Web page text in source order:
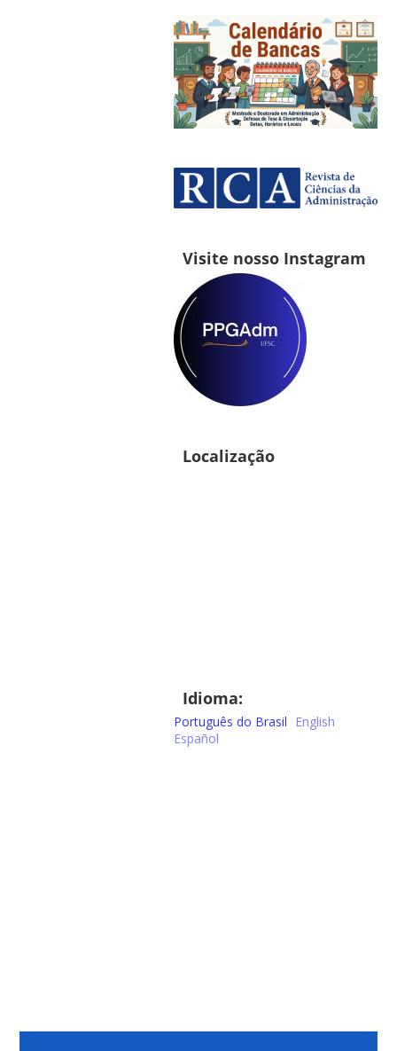
Visite nosso Instagram
Localização
Idioma:
Português do Brasil
English
Español